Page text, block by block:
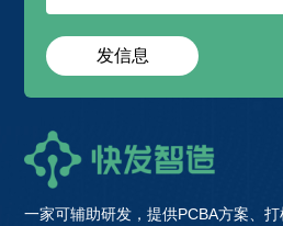
发信息
一家可辅助研发，提供PCBA方案、